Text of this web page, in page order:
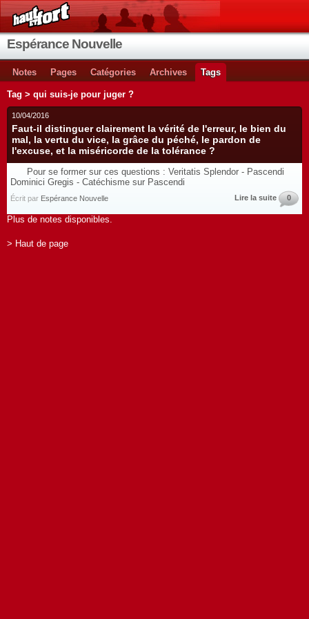
Espérance Nouvelle
Notes Pages Catégories Archives Tags
Tag > qui suis-je pour juger ?
10/04/2016
Faut-il distinguer clairement la vérité de l'erreur, le bien du
mal, la vertu du vice, la grâce du péché, le pardon de
l'excuse, et la miséricorde de la tolérance ?
Pour se former sur ces questions : Veritatis Splendor - Pascendi
Dominici Gregis - Catéchisme sur Pascendi
Écrit par Espérance Nouvelle Lire la suite 0
Plus de notes disponibles.
> Haut de page